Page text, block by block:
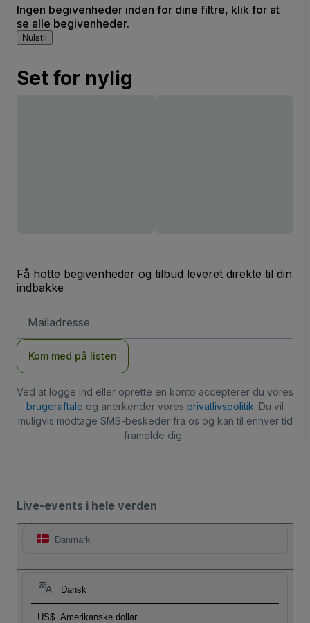
Ingen begivenheder inden for dine filtre, klik for at
se alle begivenheder.
Nulstil
Set for nylig
Få hotte begivenheder og tilbud leveret direkte til din
indbakke
adresse
Kom med på listen
Ved at logge ind eller oprette en konto accepterer du vores
brugeraftale og anerkender vores privatlivspolitik. Du vil
muligvis modtage SMS-beskeder fra os og kan til enhver tid
framelde dig.
Live-events i hele verden
Danmark
Dansk
US$ Amerikanske dollar